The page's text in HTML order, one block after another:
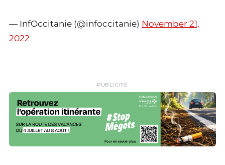
— InfOccitanie (@infoccitanie) November 21,
2022
PUBLICITÉ